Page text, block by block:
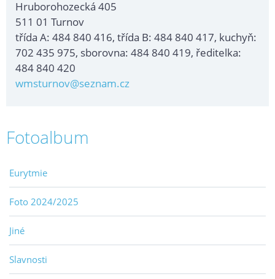
Hruborohozecká 405
511 01 Turnov
třída A: 484 840 416, třída B: 484 840 417, kuchyň:
702 435 975, sborovna: 484 840 419, ředitelka:
484 840 420
wmsturnov@seznam.cz
Fotoalbum
Eurytmie
Foto 2024/2025
Jiné
Slavnosti